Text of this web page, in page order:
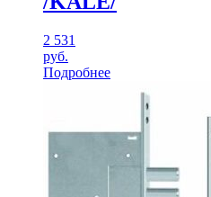
2 531
руб.
Подробнее